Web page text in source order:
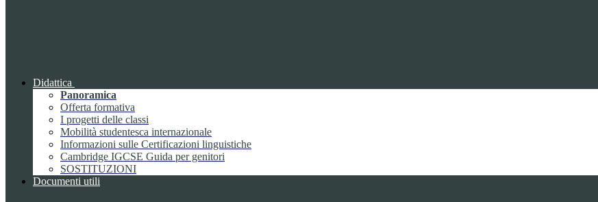
Didattica
Panoramica
Offerta formativa
I progetti delle classi
Mobilità studentesca internazionale
Informazioni sulle Certificazioni linguistiche
Cambridge IGCSE Guida per genitori
SOSTITUZIONI
Documenti utili